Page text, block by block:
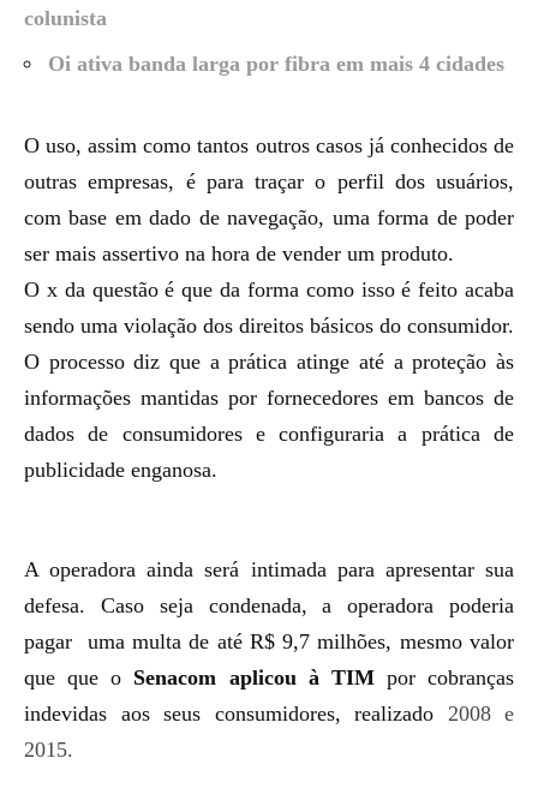
colunista
Oi ativa banda larga por fibra em mais 4 cidades
O uso, assim como tantos outros casos já conhecidos de
outras empresas, é para traçar o perfil dos usuários,
com base em dado de navegação, uma forma de poder
ser mais assertivo na hora de vender um produto.
O x da questão é que da forma como isso é feito acaba
sendo uma violação dos direitos básicos do consumidor.
O processo diz que a prática atinge até aproteção às
informações mantidas por fornecedores em bancos de
dados de consumidores e configuraria a prática de
publicidade enganosa.
A operadora ainda será intimada para apresentar sua
defesa. Caso seja condenada, a operadora poderia
pagar uma multa de até R$ 9,7 milhões, mesmo valor
que que o Senacom aplicou à TIM por cobranças
indevidas aos seus consumidores, realizado 2008 e
2015.